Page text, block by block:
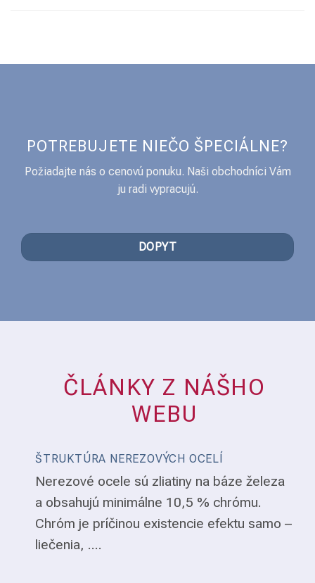
POTREBUJETE NIEČO ŠPECIÁLNE?
Požiadajte nás o cenovú ponuku. Naši obchodníci Vám
ju radi vypracujú.
DOPYT
ČLÁNKY Z NÁŠHO
WEBU
ŠTRUKTÚRA NEREZOVÝCH OCELÍ
Nerezové ocele sú zliatiny na báze železa
a obsahujú minimálne 10,5 % chrómu.
Chróm je príčinou existencie efektu samo –
liečenia, ....